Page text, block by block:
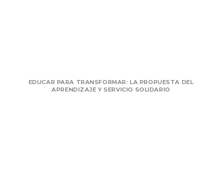
LA PROPUESTA DEL
Y SERVICIO SOLIDARIO
ITINERARIOS PARA
DISEÑO DE